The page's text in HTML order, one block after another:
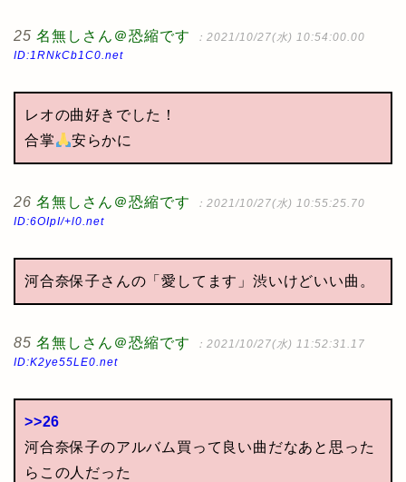
25 名無しさん＠恐縮です
：2021/10/27(水) 10:54:00.00
ID:1RNkCb1C0.net
レオの曲好きでした！
合掌
安らかに
26 名無しさん＠恐縮です
：2021/10/27(水) 10:55:25.70
ID:6OIpI/+l0.net
河合奈保子さんの「愛してます」渋いけどいい曲。
85 名無しさん＠恐縮です
：2021/10/27(水) 11:52:31.17
ID:K2ye55LE0.net
>>26
河合奈保子のアルバム買って良い曲だなあと思った
らこの人だった